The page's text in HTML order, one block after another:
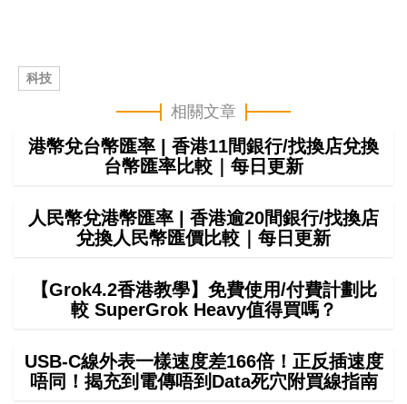
科技
相關文章
港幣兌台幣匯率 | 香港11間銀行/找換店兌換
台幣匯率比較｜每日更新
人民幣兌港幣匯率 | 香港逾20間銀行/找換店
兌換人民幣匯價比較｜每日更新
【Grok4.2香港教學】免費使用/付費計劃比
較 SuperGrok Heavy值得買嗎？
USB-C線外表一樣速度差166倍！正反插速度
唔同！揭充到電傳唔到Data死穴附買線指南